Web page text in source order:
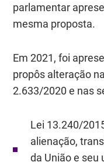
parlamentar
mesma proposta.
Em 2021, foi
propôs alteração
2.633/2020e nas
Lei 13.240/
alienação,
da União e seu